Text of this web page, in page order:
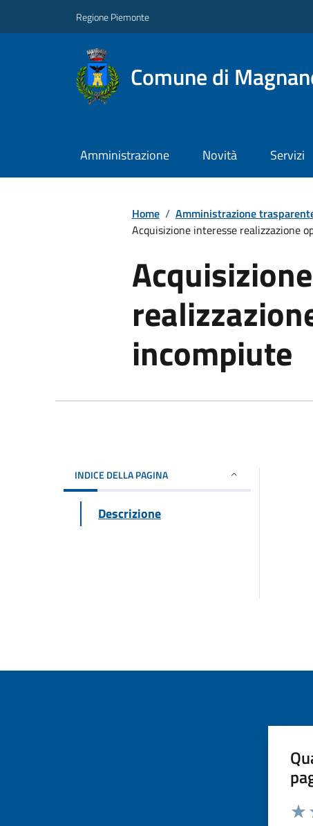
Regione Piemonte
Comune di
Amministrazione Novità Servizi
Home / Amministrazione
Acquisizione interesse realizzazione
incompiute
INDICE DELLA PAGINA
Descrizione